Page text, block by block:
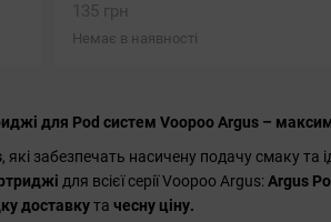
для Pod систем Voopoo Argus –
, які забезпечать насичену подачу смаку
для всієї серії Voopoo Argus:Argus
доставкута чесну ціну.
135 грн
Немає в наявності